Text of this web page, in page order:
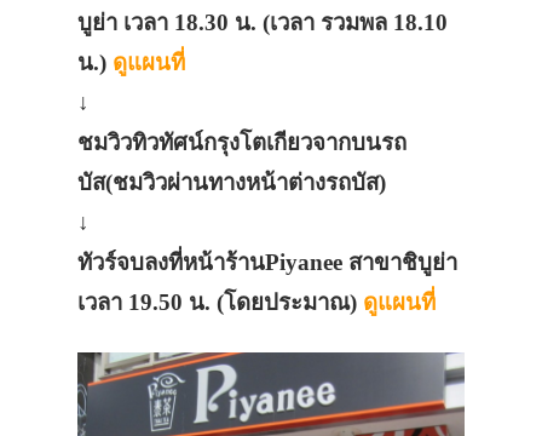
บูย่า เวลา 18.30 น. (เวลา รวมพล 18.10
น.) ดูแผนที่
↓
ชมวิวทิวทัศน์กรุงโตเกียวจากบนรถ
บัส(ชมวิวผ่านทางหน้าต่างรถบัส)
↓
ทัวร์จบลงที่หน้าร้านPiyanee สาขาชิบูย่า
เวลา 19.50 น. (โดยประมาณ) ดูแผนที่